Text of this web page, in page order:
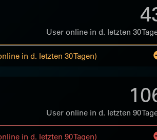
User online in d. letzten 30
in d. letzten 30 Tagen)
User online in d. letzten 90
in d. letzten 90 Tagen)